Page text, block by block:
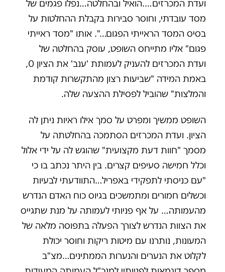
ועדת המכרזים….הואיל ובהחלטה…נפלו פגמים של
מסד עובדתי, וחוסר סבירות בקבלת ההחלטות על
בסיס המסד הראייתי הפגום…". אותו "מסד ראייתי
פגום" אליו מתייחס השופט, עוסק בהחלטה של
ועדת המכרזים להעניק לעמותת 'ענב' את הציון 0,
באמת המידה "שביעות רצון מהתקשרות קודמת
והמלצות" שהוביל לפסילת ההצעה שלה.
השופט ממשיך ומפרט על סמך אילו ראיות ניתן לה
הציון. ועדת המכרזים הסתמכה בהחלטתה על
מסמך "חוות דעת מקצועית" שהוגש לה על ידי אלול
וכלל חמישה סעיפים קצרים. בין היתר נכתב בו כי
"עם כניסתי לתפקידי באפריל…התוודעתי לבעיות
וכשלים חמורים ומתמשכים בגיוס כוח האדם הנדרש
מהעמותה… על אף פניותי לעמותה על מנת שתגייס
את הצוות הנדרש לצורך הפעלה בתפוסה מלאה של
המעונות, נותרנו עם מיטות ריקות וחוסר יכולת
לקלוט את הנערים והנערות הממתינים…מצ"ב